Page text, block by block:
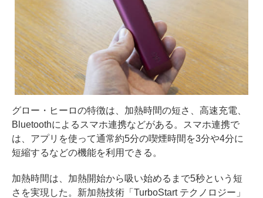
グロー・ヒーロの特徴は、加熱時間の短さ、高速充電、
Bluetoothによるスマホ連携などがある。スマホ連携で
は、アプリを使って通常約5分の喫煙時間を3分や4分に
短縮するなどの機能を利用できる。
加熱時間は、加熱開始から吸い始めるまで5秒という短
さを実現した。新加熱技術「TurboStart テクノロジー」